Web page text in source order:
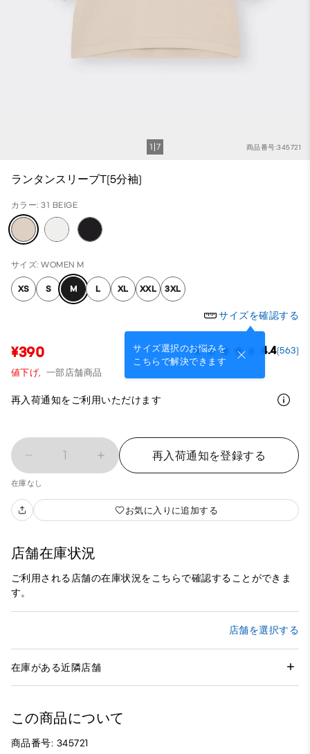
商品番号:345721
1 7
ランタンスリーブT(5分袖)
カラー: 31 BEIGE
サイズ: WOMEN M
XS S M L XL XXL 3XL
サイズを確認する
サイズ選択のお悩みを
こちらで解決できます
¥390 4.4(563)
値下げ, 一部店舗商品
再入荷通知をご利用いただけます
1 再入荷通知を登録する
在庫なし
お気に入りに追加する
店舗在庫状況
ご利用される店舗の在庫状況をこちらで確認することができま
す。
店舗を選択する
在庫がある近隣店舗
この商品について
商品番号: 345721